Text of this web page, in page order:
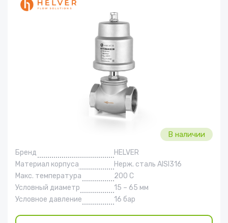
В наличии
Бренд
HELVER
Материал корпуса
Нерж. сталь AISI316
Макс. температура
200 С
Условный диаметр
15 – 65 мм
Условное давление
16 бар